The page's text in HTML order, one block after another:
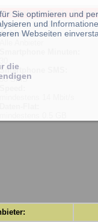
Smartphone Tarife -
6.8.2026
SMS:
SMS
Sie optimieren und
und
Webseiten
die